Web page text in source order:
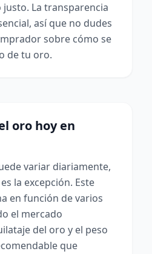
La transparencia
así que no dudes
sobre cómo se
de tu oro.
oro hoy en
variar diariamente,
la excepción. Este
en función de varios
el mercado
del oro y el peso
que